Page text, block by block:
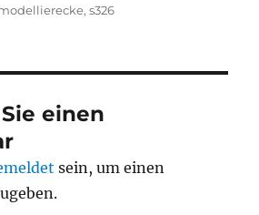
,s326
einen
sein, um einen